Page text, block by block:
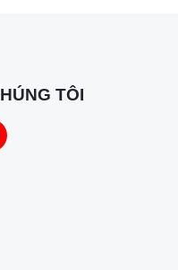
TÔI